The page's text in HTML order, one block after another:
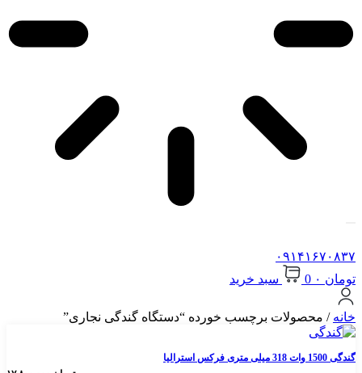
سبد خرید
برچسب خورده “دستگاه گندگی نجاری”